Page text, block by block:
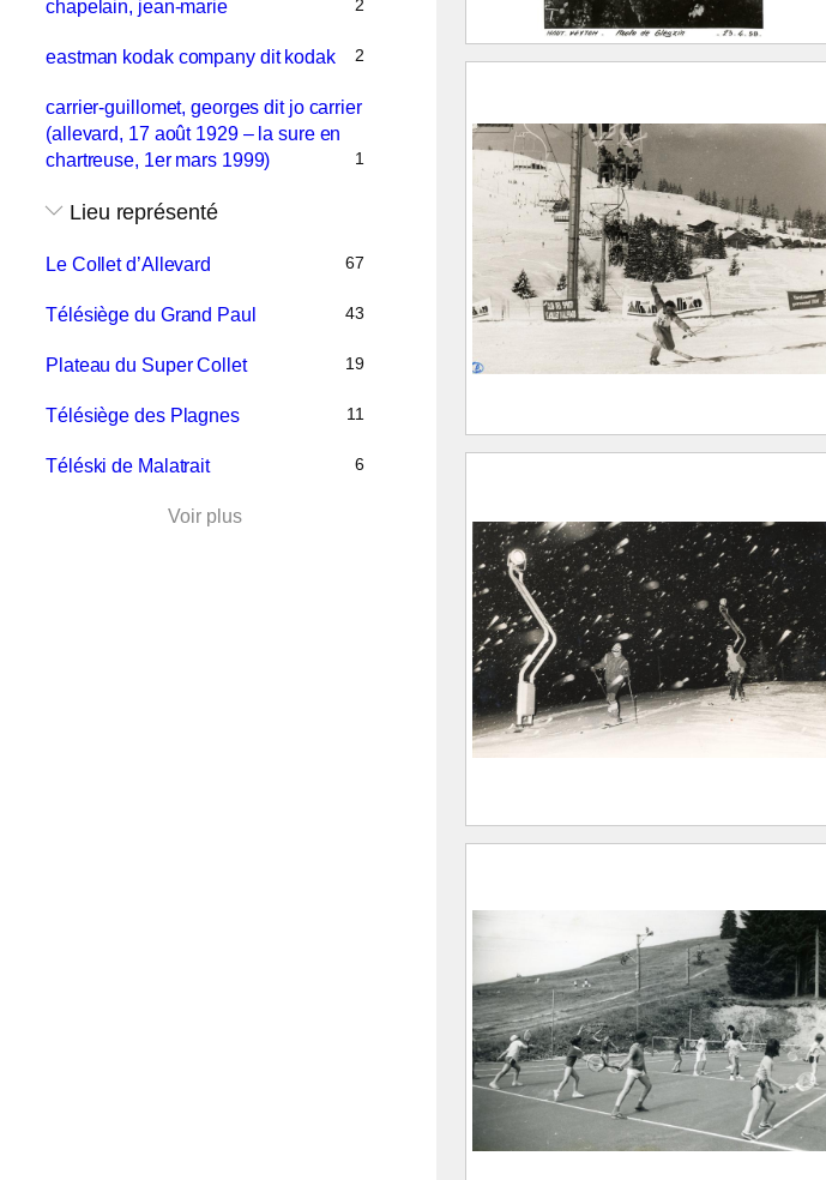
chapelain, jean-marie 2
eastman kodak company dit kodak 2
carrier-guillomet, georges dit jo carrier
(allevard, 17 août 1929 – la sure en
chartreuse, 1er mars 1999)
1
Lieu représenté
Le Collet d’Allevard 67
Télésiège du Grand Paul 43
Plateau du Super Collet 19
Télésiège des Plagnes 11
Téléski de Malatrait 6
Voir plus
Route du Gleysin – Haut
conduite vue du haut
2017.0.267
Le Collet d’Allevard en hiver :
2021.0.178
Ski nocturne au Collet
CARRIER-GUILLOMET,
Georges Dit Jo Carrier
(Allevard, 17 août 1929 – La
Sure en Chartreuse, 1er mars
1999)
2021.0.181